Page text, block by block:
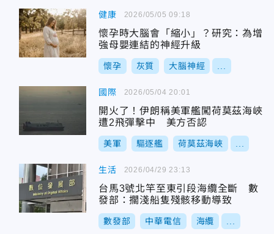
健康
懷孕時大腦會「縮小」？研究：為增
強母嬰連結的神經升級
懷孕 灰質 大腦神經
2026/05/05 09:18
國際
開火了！伊朗稱美軍艦闖荷莫茲海峽
遭2飛彈擊中 美方否認
美軍 驅逐艦 荷莫茲海峽
2026/05/04 20:01
生活
台馬3號北竿至東引段海纜全斷 數
發部：擱淺船隻殘骸移動導致
數發部 中華電信 海纜
2026/04/29 23:13